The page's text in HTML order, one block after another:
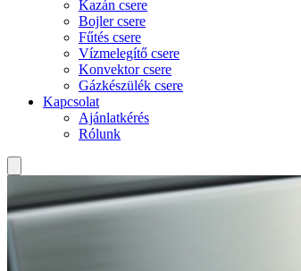
Kazán csere
Bojler csere
Fűtés csere
Vízmelegítő csere
Konvektor csere
Gázkészülék csere
Kapcsolat
Ajánlatkérés
Rólunk